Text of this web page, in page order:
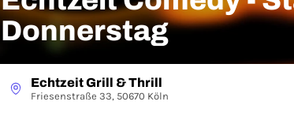
Donnerstag
Echtzeit Grill & Thrill
Friesenstraße 33, 50670 Köln